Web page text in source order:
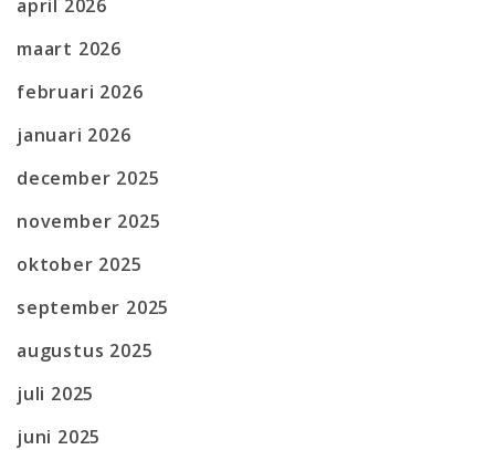
april 2026
maart 2026
februari 2026
januari 2026
december 2025
november 2025
oktober 2025
september 2025
augustus 2025
juli 2025
juni 2025